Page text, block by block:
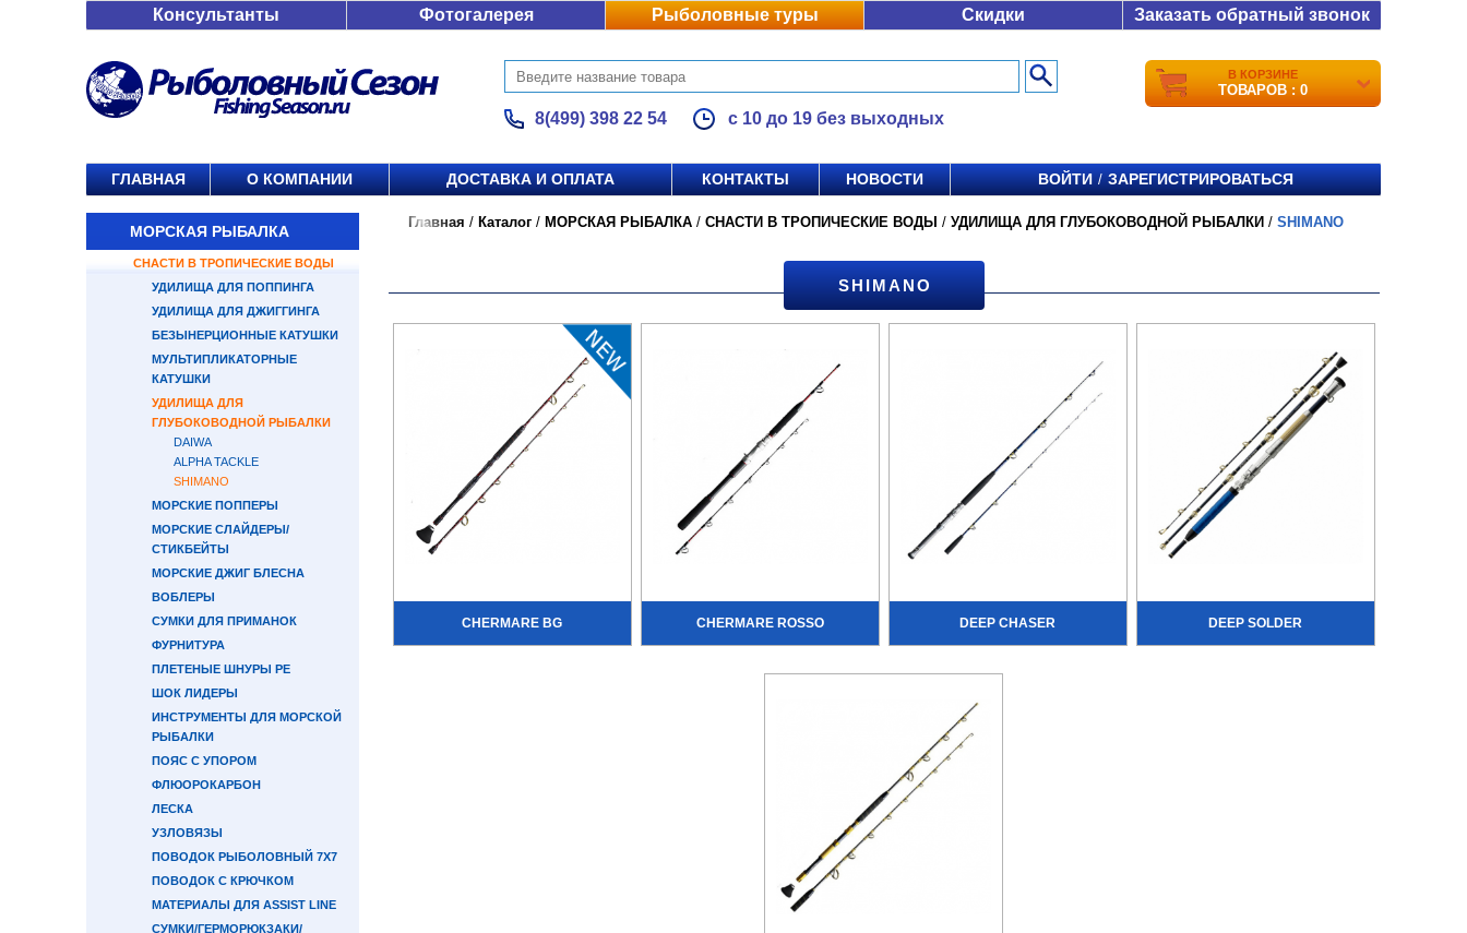
Консультанты Фотогалерея Рыболовные туры Скидки Заказать обратный звонок
8(499) 398 22 54 с 10 до 19 без выходных
В КОРЗИНЕ
ТОВАРОВ : 0
ГЛАВНАЯ О КОМПАНИИ ДОСТАВКА И ОПЛАТА КОНТАКТЫ НОВОСТИ ВОЙТИ / ЗАРЕГИСТРИРОВАТЬСЯ
МОРСКАЯ РЫБАЛКА
СНАСТИ В ТРОПИЧЕСКИЕ ВОДЫ
УДИЛИЩА ДЛЯ ПОППИНГА
УДИЛИЩА ДЛЯ ДЖИГГИНГА
БЕЗЫНЕРЦИОННЫЕ КАТУШКИ
МУЛЬТИПЛИКАТОРНЫЕ
КАТУШКИ
УДИЛИЩА ДЛЯ
ГЛУБОКОВОДНОЙ РЫБАЛКИ
DAIWA
ALPHA TACKLE
SHIMANO
МОРСКИЕ ПОППЕРЫ
МОРСКИЕ СЛАЙДЕРЫ/
СТИКБЕЙТЫ
МОРСКИЕ ДЖИГ БЛЕСНА
ВОБЛЕРЫ
СУМКИ ДЛЯ ПРИМАНОК
ФУРНИТУРА
ПЛЕТЕНЫЕ ШНУРЫ PE
ШОК ЛИДЕРЫ
ИНСТРУМЕНТЫ ДЛЯ МОРСКОЙ
РЫБАЛКИ
ПОЯС С УПОРОМ
ФЛЮОРОКАРБОН
ЛЕСКА
УЗЛОВЯЗЫ
ПОВОДОК РЫБОЛОВНЫЙ 7Х7
ПОВОДОК С КРЮЧКОМ
МАТЕРИАЛЫ ДЛЯ ASSIST LINE
СУМКИ/ГЕРМОРЮКЗАКИ/
Главная / Каталог / МОРСКАЯ РЫБАЛКА / СНАСТИ В ТРОПИЧЕСКИЕ ВОДЫ / УДИЛИЩА ДЛЯ ГЛУБОКОВОДНОЙ РЫБАЛКИ / SHIMANO
SHIMANO
CHERMARE BG CHERMARE ROSSO DEEP CHASER DEEP SOLDER